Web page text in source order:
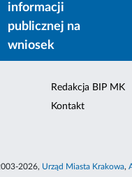
informacji
publicznej na
wniosek
Redakcja BIP MK
Kontakt
2026, Urząd Miasta Krakowa,